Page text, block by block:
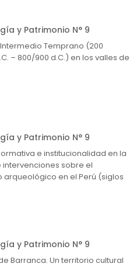
y Patrimonio N° 9
Temprano (200
– 800/900 d.C.) en los valles de
y Patrimonio N° 9
e institucionalidad en la
intervenciones sobre el
arqueológico en el Perú (siglos
y Patrimonio N° 9
Barranca. Un territorio cultural